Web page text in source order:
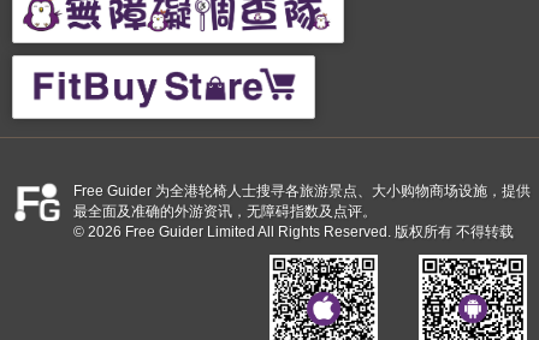
Free Guider 为全港轮椅人士搜寻各旅游景点、大小购物商场设施，提供
最全面及准确的外游资讯，无障碍指数及点评。
© 2026 Free Guider Limited All Rights Reserved. 版权所有 不得转载